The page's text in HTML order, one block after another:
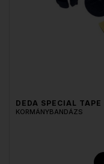
DEDA SPECIAL TAPE
KORMÁNYBANDÁZS